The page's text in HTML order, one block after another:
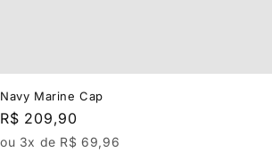
Navy Marine Cap
Regular
price
R$ 209,90
ou 3x de R$ 69,96